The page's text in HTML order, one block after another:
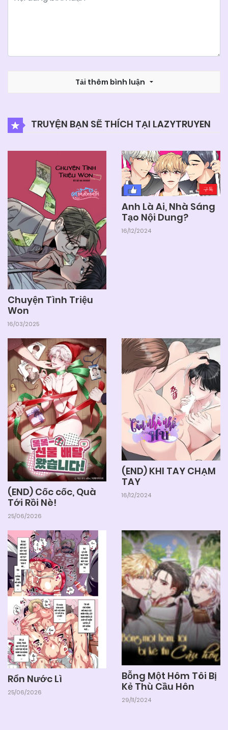
Tải thêm bình luận
TRUYỆN BẠN SẼ THÍCH TẠI LAZYTRUYEN
Chuyện Tình Triệu
Won
16/03/2025
Anh Là Ai, Nhà Sáng
Tạo Nội Dung?
16/12/2024
(END) Cốc cốc, Quà
Tới Rồi Nè!
25/06/2026
(END) KHI TAY CHẠM
TAY
16/12/2024
Rổn Nước Lì
25/06/2026
Bỗng Một Hôm Tôi Bị
Kẻ Thù Cầu Hôn
29/11/2024